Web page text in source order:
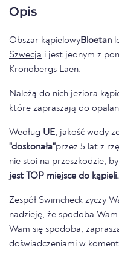
Opis
Obszar kąpielowyBloetan
Szwecja i jest jednym z
Kronobergs Laen.
Należą do nich jeziora
które zapraszają do
Według UE, jakość wody
"doskonała"przez 5 lat z rzędu. przez pięć lat z
nie stoi na przeszkodzie,
jest TOP miejsce do kąpieli.
Zespół Swimcheck życzy
nadzieję, że spodoba
Wam się spodoba,
doświadczeniami w